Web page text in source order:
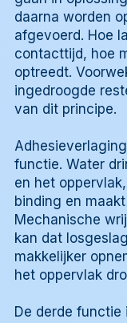
daarna worden
afgevoerd. Hoe
contacttijd, hoe
optreedt.
ingedroogde
van dit principe.
functie. Water
en het
binding en
Mechanische
kan dat
makkelijker
het oppervlak
De derde functie